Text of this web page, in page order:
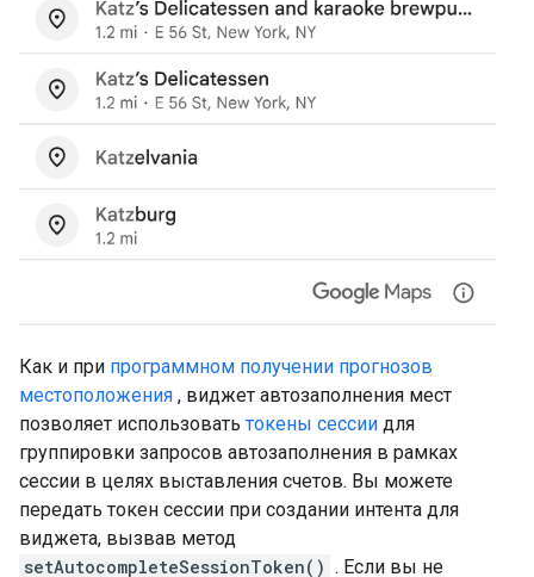
Как и при программном получении прогнозов
местоположения , виджет автозаполнения мест
позволяет использовать токены сессии для
группировки запросов автозаполнения в рамках
сессии в целях выставления счетов. Вы можете
передать токен сессии при создании интента для
виджета, вызвав метод
setAutocompleteSessionToken() . Если вы не